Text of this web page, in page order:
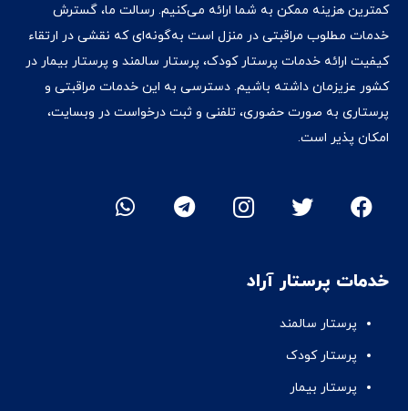
کمترین هزینه ممکن به شما ارائه می‌کنیم. رسالت ما، گسترش
خدمات مطلوب مراقبتی در منزل است به‌گونه‌ای که نقشی در ارتقاء
کیفیت ارائه خدمات پرستار کودک، پرستار سالمند و پرستار بیمار در
کشور عزیزمان داشته‌ باشیم. دسترسی به این خدمات مراقبتی و
پرستاری به صورت حضوری، تلفنی و ثبت درخواست در وبسایت،
امکان پذیر است.
خدمات پرستار آراد
پرستار سالمند
پرستار کودک
پرستار بیمار